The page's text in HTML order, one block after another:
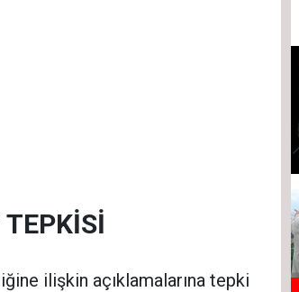
TEPKİSİ
ilişkin açıklamalarına tepki